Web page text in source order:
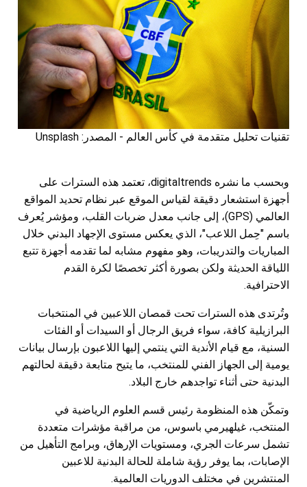
تقنيات تحليل متقدمة في كأس العالم - المصدر: Unsplash
وبحسب ما نشره digitaltrends، تعتمد هذه السترات على
أجهزة استشعار دقيقة لقياس الموقع عبر نظام تحديد المواقع
العالمي (GPS)، إلى جانب معدل ضربات القلب، ومؤشر يُعرف
باسم "حِمل اللاعب"، الذي يعكس مستوى الإجهاد البدني خلال
المباريات والتدريبات، وهو مفهوم مشابه لما تقدمه أجهزة تتبع
اللياقة الحديثة ولكن بصورة أكثر تخصصًا لكرة القدم
الاحترافية.
وتُرتدى هذه السترات تحت قمصان اللاعبين في المنتخبات
البرازيلية كافة، سواء فريق الرجال أو السيدات أو الفئات
السنية، مع قيام الأندية التي ينتمي إليها اللاعبون بإرسال بيانات
يومية إلى الجهاز الفني للمنتخب، ما يتيح متابعة دقيقة لحالتهم
البدنية حتى أثناء تواجدهم خارج البلاد.
وتمكّن هذه المنظومة رئيس قسم العلوم الرياضية في
المنتخب، غيلهيرمي باسوس، من مراقبة مؤشرات متعددة
تشمل سرعات الجري، ومستويات الإرهاق، وبرامج التأهيل من
الإصابات، بما يوفر رؤية شاملة للحالة البدنية للاعبين
المنتشرين في مختلف الدوريات العالمية.